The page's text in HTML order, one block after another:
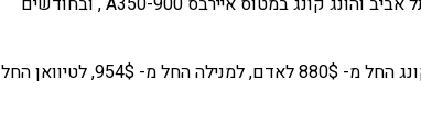
לכבוד ההכרזה מודיעה קתאי פסיפיק על מחירים מיוחדים: טיסה להנוג קונג החל מ- 880$ לאדם, למנילה החל מ- 954$, לטיוואן החל